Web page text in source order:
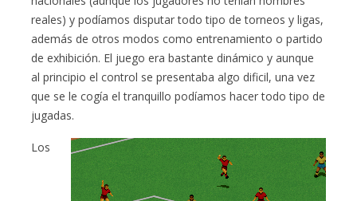
reales) y podíamos disputar todo tipo de torneos y ligas,
además de otros modos como entrenamiento o partido
de exhibición. El juego era bastante dinámico y aunque
al principio el control se presentaba algo dificil, una vez
que se le cogía el tranquillo podíamos hacer todo tipo de
jugadas.
Los